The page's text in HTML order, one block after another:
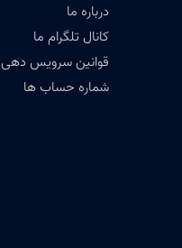
درباره ما
کانال تلگرام ما
قوانین سرویس دهی
شماره حساب ها